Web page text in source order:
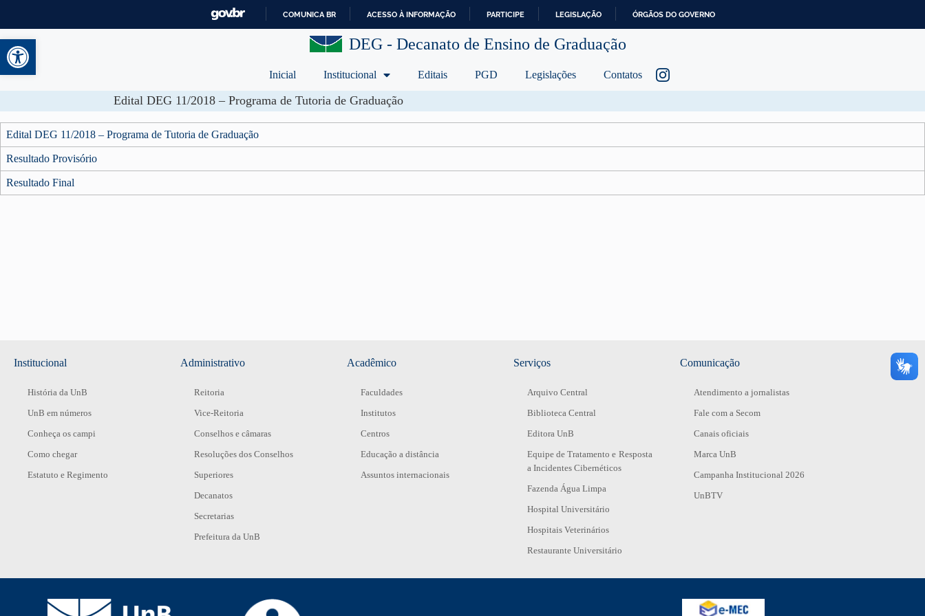
Abrir a barra de ferramentas
R
C
N
E
D
COMUNICA BR ACESSO À INFORMAÇÃO PARTICIPE LEGISLAÇÃO ÓRGÃOS DO GOVERNO
DEG - Decanato de Ensino de Graduação
Inicial Institucional Editais PGD Legislações Contatos
Edital DEG 11/2018 – Programa de Tutoria de Graduação
Edital DEG 11/2018 – Programa de Tutoria de Graduação
Resultado Provisório
Resultado Final
Institucional
História da UnB
UnB em números
Conheça os campi
Como chegar
Estatuto e Regimento
Administrativo
Reitoria
Vice-Reitoria
Conselhos e câmaras
Resoluções dos Conselhos
Superiores
Decanatos
Secretarias
Prefeitura da UnB
Acadêmico
Faculdades
Institutos
Centros
Educação a distância
Assuntos internacionais
Serviços
Arquivo Central
Biblioteca Central
Editora UnB
Equipe de Tratamento e Resposta
a Incidentes Cibernéticos
Fazenda Água Limpa
Hospital Universitário
Hospitais Veterinários
Restaurante Universitário
Comunicação
Atendimento a jornalistas
Fale com a Secom
Canais oficiais
Marca UnB
Campanha Institucional 2026
UnBTV